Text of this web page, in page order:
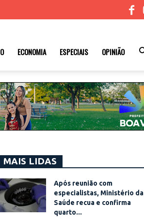
ECONOMIA ESPECIAIS OPINIÃO
MAIS LIDAS
Após reunião com
especialistas, Ministério da
Saúde recua e confirma
quarto...